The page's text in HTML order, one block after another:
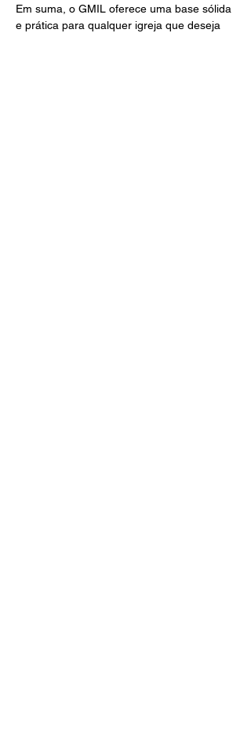
Em suma, o GMIL oferece uma base sólida
e prática para qualquer igreja que deseja